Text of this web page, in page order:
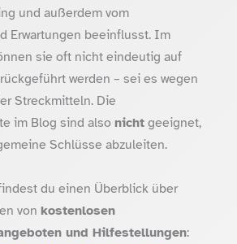
und außerdem vom
Erwartungen beeinflusst. Im
sie oft nicht eindeutig auf
werden – sei es wegen
Streckmitteln. Die
im Blog sind also nichtgeeignet,
Schlüsse abzuleiten.
du einen Überblick über
von kostenlosen
und Hilfestellungen: